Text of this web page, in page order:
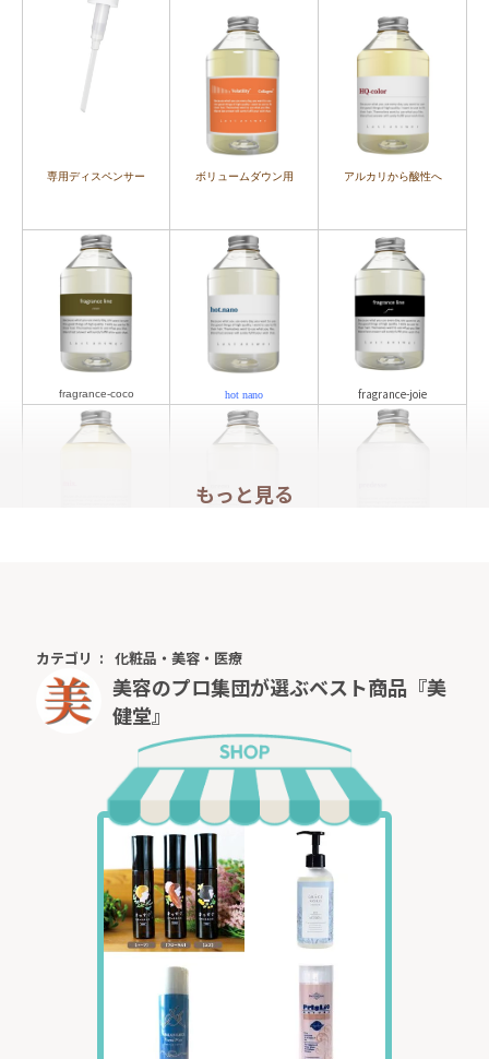
専用ディスペンサー ボリュームダウン用 アルカリから酸性へ
fragrance-coco hot nano fragrance-joie
pure flavor fragrance vita ボリュームアップ用
サラサラ白トリートメント しっとり黒トリートメント
もっと見る
カテゴリ 化粧品・美容・医療
美容のプロ集団が選ぶベスト商品『美
健堂』